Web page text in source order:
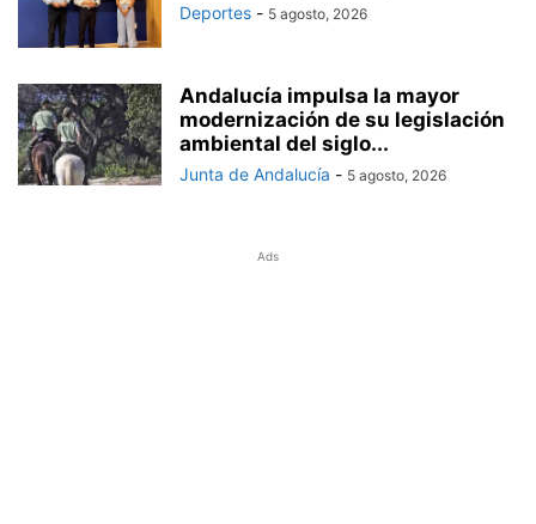
Deportes - 5 agosto, 2026
Andalucía impulsa la mayor
modernización de su legislación
ambiental del siglo...
Junta de Andalucía - 5 agosto, 2026
Ads